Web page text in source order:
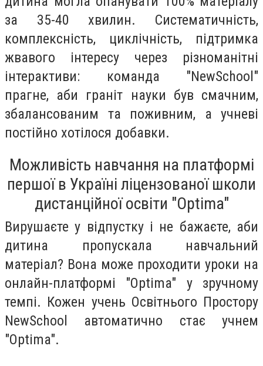
за 35-40 хвилин. Систематичність,
комплексність, циклічність, підтримка
жвавого інтересу через різноманітні
інтерактиви: команда "NewSchool"
прагне, аби граніт науки був смачним,
збалансованим та поживним, а учневі
постійно хотілося добавки.
Можливість навчання на платформі
першої в Україні ліцензованої школи
дистанційної освіти "Optima"
Вирушаєте у відпустку і не бажаєте, аби
дитина пропускала навчальний
матеріал? Вона може проходити уроки на
онлайн-платформі "Оptima" у зручному
темпі. Кожен учень Освітнього Простору
NewSchool автоматично стає учнем
"Optima".